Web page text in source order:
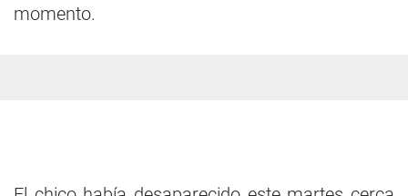
momento.